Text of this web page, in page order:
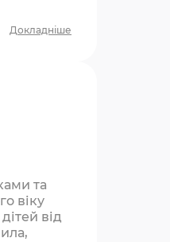
Докладніше
та
віку
від